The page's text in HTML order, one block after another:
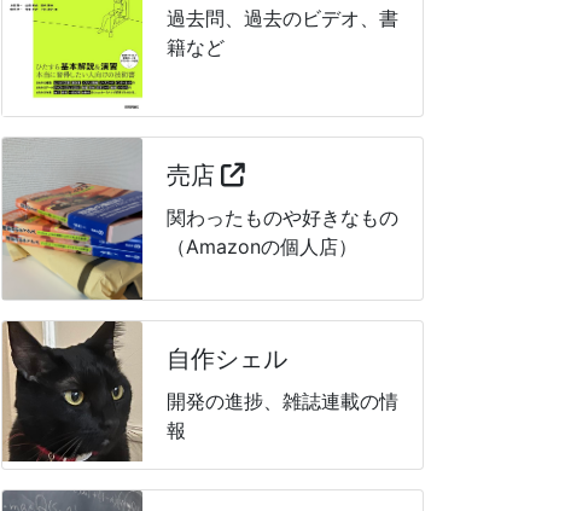
過去問、過去のビデオ、書
籍など
売店
関わったものや好きなもの
（Amazonの個人店）
自作シェル
開発の進捗、雑誌連載の情
報